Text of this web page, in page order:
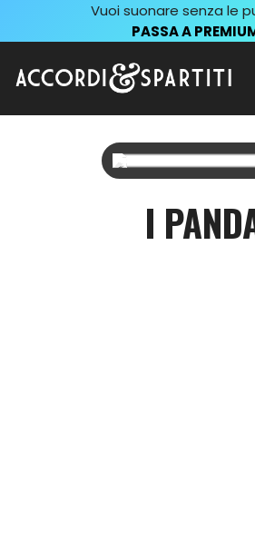
Vuoi suonare senza le
PASSA A
I